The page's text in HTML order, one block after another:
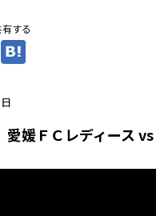
名古屋
-
する
愛媛ＦＣレディース